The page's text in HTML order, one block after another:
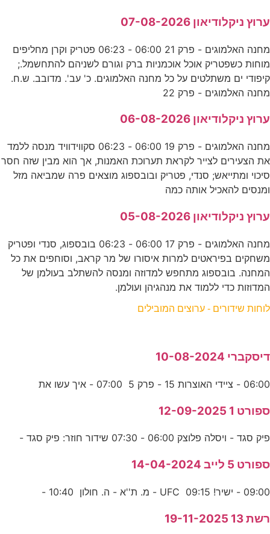
ערוץ ניקלודיאון 07-08-2026
מחנה האלמוגים - פרק 21 06:00 - 06:23 פטריק וקרן מחליפים
מוחות כשפטריק אוכל אוכמניות ברק וגורם לשניהם להתחשמל.;
קיפודי ים משתלטים על כל מחנה האלמוגים. כ' עב'. מדובב. ש.ח.
מחנה האלמוגים - פרק 22
ערוץ ניקלודיאון 06-08-2026
מחנה האלמוגים - פרק 19 06:00 - 06:23 סקווידוויד מנסה ללמד
את הצעירים לצייר לקראת תערוכת האמנות, אך הוא מבין שזה חסר
סיכוי ומתייאש; סנדי, פטריק ובובספוג מוצאים פרה שמביאה מזל
ומנסים להאכיל אותה כמה
ערוץ ניקלודיאון 05-08-2026
מחנה האלמוגים - פרק 17 06:00 - 06:23 בובספוג, סנדי ופטריק
משחקים בפיראטים למרות איסורו של מר קראב, וסוחפים את כל
המחנה. בובספוג מתחפש למדוזה ומנסה להשתלב בעולמן של
המדוזות כדי ללמוד את מנהגיהן ועולמן.
לוחות שידורים - ערוצים המובילים
דיסקברי 10-08-2024
06:00 - ציידי האוצרות 15 - פרק 5 07:00 - איך עשו את
ספורט 1 12-09-2025
פיק סגד - ויסלה פלוצק 06:00 - 07:30 שידור חוזר: פיק סגד -
ספורט 5 לייב 14-04-2024
09:00 - ישיר! UFC 09:15 - מ. ת''א - ה. חולון 10:40 -
רשת 13 19-11-2025